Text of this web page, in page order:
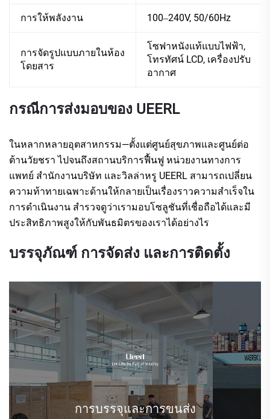
การให้พลังงาน 100‒240V, 50/60Hz
การจัดรูปแบบภายในห้อง
โดยสาร
โซฟาหนังแท้แบบไฟฟ้า,
โทรทัศน์ LCD, เครื่องปรับ
อากาศ
กรณีการส่งมอบของ UEERL
ในหลากหลายอุตสาหกรรม—ตั้งแต่ศูนย์สุขภาพและศูนย์ต่อ
ต้านวัยชรา ไปจนถึงสถานบริการฟื้นฟู หน่วยงานทางการ
แพทย์ สำนักงานบริษัท และวิลล่าหรู UEERL สามารถเปลี่ยน
ความท้าทายเฉพาะด้านให้กลายเป็นเรื่องราวความสำเร็จใน
การดำเนินงาน สำรวจดูว่าเรามอบโซลูชันที่เชื่อถือได้และมี
ประสิทธิภาพสูงให้กับพันธมิตรของเราได้อย่างไร
บรรจุภัณฑ์ การจัดส่ง และการติดตั้ง
การบรรจุและการขนส่ง